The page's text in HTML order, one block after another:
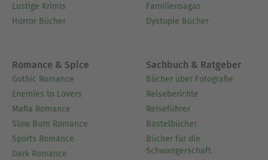
Lustige Krimis
Horror Bücher
Familiensagas
Dystopie Bücher
Romance & Spice
Gothic Romance
Enemies to Lovers
Mafia Romance
Slow Burn Romance
Sports Romance
Dark Romance
Sachbuch & Ratgeber
Bücher über Fotografie
Reiseberichte
Reiseführer
Bastelbücher
Bücher für die
Schwangerschaft